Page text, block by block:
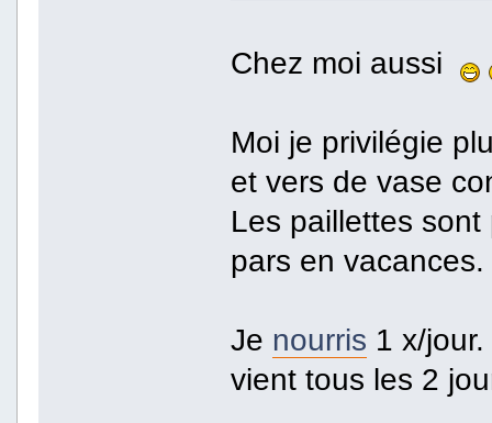
Chez moi aussi
Moi je privilégie
et vers de vase
Les paillettes
pars en vacances.
Je nourris 1 x/
vient tous les 2